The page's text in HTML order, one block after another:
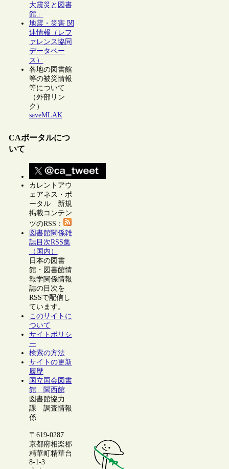
大震災と図書
館」
地震・災害 関
連情報（レフ
ァレンス協同
データベー
ス）
各地の図書館
等の被災情報
等について
（外部リン
ク）
saveMLAK
CAポータルにつ
いて
カレントアウ
ェアネス・ポ
ータル 新規
掲載コンテン
ツのRSS：
図書館関係雑
誌目次RSS集
（国内）
日本の図書
館・図書館情
報学関係情報
誌の目次を
RSSで配信し
ています。
このサイトに
ついて
サイトポリシ
ー
検索の方法
サイトの更新
履歴
国立国会図書
館 関西館
図書館協力
課 調査情報
係
〒619-0287
京都府相楽郡
精華町精華台
8-1-3